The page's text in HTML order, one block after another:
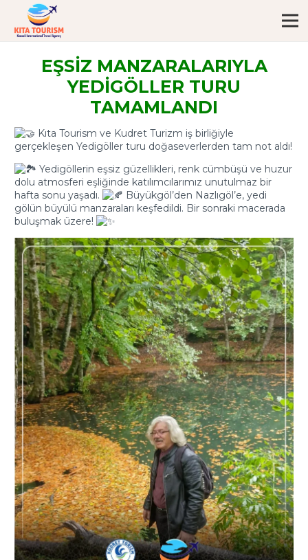
EŞSİZ MANZARALARIYLA
YEDİGÖLLER TURU
TAMAMLANDI
Kıta Tourism ve Kudret Turizm iş birliğiyle
gerçekleşen Yedigöller turu doğaseverlerden tam not aldı!
Yedigöllerin eşsiz güzellikleri, renk cümbüşü ve huzur
dolu atmosferi eşliğinde katılımcılarımız unutulmaz bir
hafta sonu yaşadı.
Büyükgöl’den Nazlıgöl’e, yedi
gölün büyülü manzaraları keşfedildi. Bir sonraki macerada
buluşmak üzere!